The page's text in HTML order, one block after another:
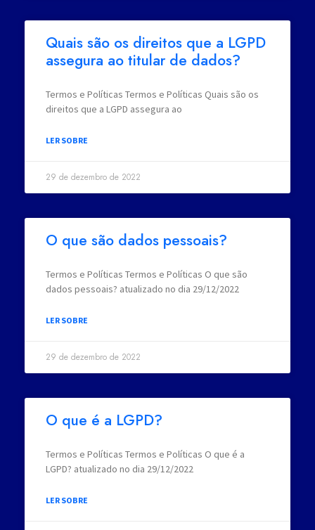
Quais são os direitos que a LGPD
assegura ao titular de dados?
Termos e Políticas Termos e Políticas Quais são os
direitos que a LGPD assegura ao
LER SOBRE
29 de dezembro de 2022
O que são dados pessoais?
Termos e Políticas Termos e Políticas O que são
dados pessoais? atualizado no dia 29/12/2022
LER SOBRE
29 de dezembro de 2022
O que é a LGPD?
Termos e Políticas Termos e Políticas O que é a
LGPD? atualizado no dia 29/12/2022
LER SOBRE